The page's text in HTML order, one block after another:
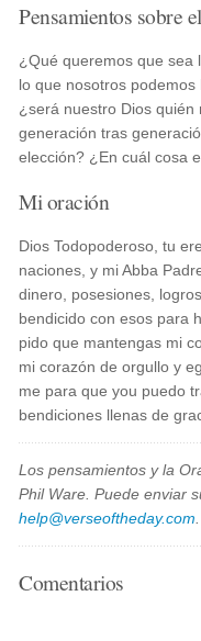
Pensamientos sobre
¿Qué queremos que sea
lo que nosotros
¿será nuestro Dios
generación tras
elección? ¿En cuál cosa
Mi oración
Dios Todopoderoso, tu
naciones, y mi Abba
dinero, posesiones,
bendicido con esos para
pido que mantengas mi
mi corazón de orgullo y
me para que you puedo
bendiciones llenas de
Los pensamientos y la
Phil Ware. Puede enviar
help@verseoftheday.com
Comentarios